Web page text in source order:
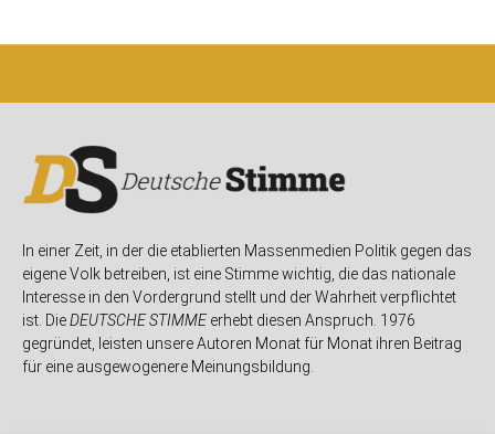
In einer Zeit, in der die etablierten Massenmedien Politik gegen das
eigene Volk betreiben, ist eine Stimme wichtig, die das nationale
Interesse in den Vordergrund stellt und der Wahrheit verpflichtet
ist. DieDEUTSCHE STIMMEerhebt diesen Anspruch. 1976
gegründet, leisten unsere Autoren Monat für Monat ihren Beitrag
für eine ausgewogenere Meinungsbildung.